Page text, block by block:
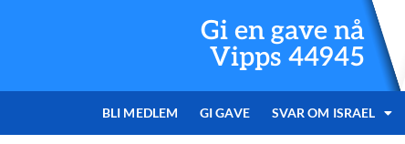
Gi en gave nå
Vipps 44945
BLI MEDLEM GI GAVE SVAR OM ISRAEL